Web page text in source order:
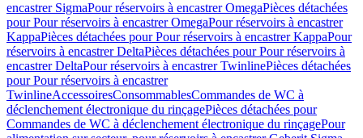
encastrer SigmaPour réservoirs à encastrer OmegaPièces détachées
pour Pour réservoirs à encastrer OmegaPour réservoirs à encastrer
KappaPièces détachées pour Pour réservoirs à encastrer KappaPour
réservoirs à encastrer DeltaPièces détachées pour Pour réservoirs à
encastrer DeltaPour réservoirs à encastrer TwinlinePièces détachées
pour Pour réservoirs à encastrer
TwinlineAccessoiresConsommablesCommandes de WC à
déclenchement électronique du rinçagePièces détachées pour
Commandes de WC à déclenchement électronique du rinçagePour